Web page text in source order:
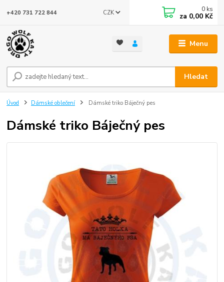
Menu
CZK
Hledat
+420 731 722 844 0 ks
za 0,00 Kč
Úvod Dámské oblečení Dámské triko Báječný pes
Dámské triko Báječný pes